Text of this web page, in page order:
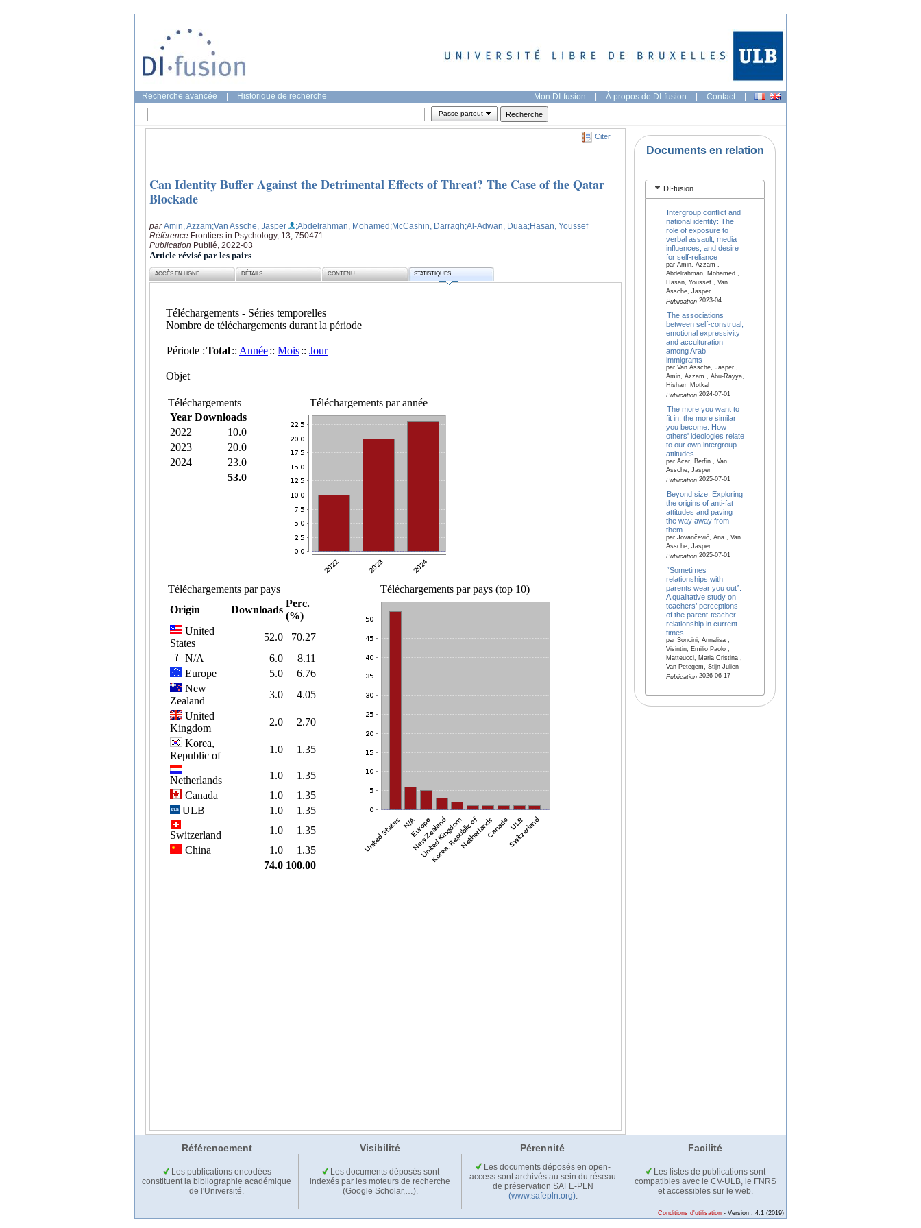
Recherche avancée Historique de recherche Mon DI-fusion | À propos de DI-fusion | Contact |
Passe-partout
Citer
Can Identity Buffer Against the Detrimental Effects of Threat? The Case of the Qatar
Blockade
parAmin, Azzam;Van Assche, Jasper ;Abdelrahman, Mohamed;McCashin, Darragh;Al-Adwan, Duaa;Hasan, Youssef
Référence Frontiers in Psychology, 13, 750471
Publication Publié, 2022-03
Article révisé par les pairs
ACCÈS EN LIGNE DÉTAILS CONTENU STATISTIQUES
Documents en relation
DI-fusion
Intergroup conflict and
national identity: The
role of exposure to
verbal assault, media
influences, and desire
for self‐reliance
par Amin, Azzam ,
Abdelrahman, Mohamed ,
Hasan, Youssef , Van
Assche, Jasper
Publication2023-04
The associations
between self-construal,
emotional expressivity
and acculturation
among Arab
immigrants
par Van Assche, Jasper ,
Amin, Azzam , Abu-Rayya,
Hisham Motkal
Publication2024-07-01
The more you want to
fit in, the more similar
you become: How
others' ideologies relate
to our own intergroup
attitudes
par Acar, Berfin , Van
Assche, Jasper
Publication2025-07-01
Beyond size: Exploring
the origins of anti-fat
attitudes and paving
the way away from
them
par Jovančević, Ana , Van
Assche, Jasper
Publication2025-07-01
“Sometimes
relationships with
parents wear you out”.
A qualitative study on
teachers’ perceptions
of the parent-teacher
relationship in current
times
par Soncini, Annalisa ,
Visintin, Emilio Paolo ,
Matteucci, Maria Cristina ,
Van Petegem, Stijn Julien
Publication2026-06-17
Référencement Visibilité Pérennité Facilité
Les publications encodées
constituent la bibliographie académique
de l'Université.
Les documents déposés sont
indexés par les moteurs de recherche
(Google Scholar,…).
Les documents déposés en open-
access sont archivés au sein du réseau
de préservation SAFE-PLN
(www.safepln.org).
Les listes de publications sont
compatibles avec le CV-ULB, le FNRS
et accessibles sur le web.
Conditions d'utilisation - Version : 4.1 (2019)